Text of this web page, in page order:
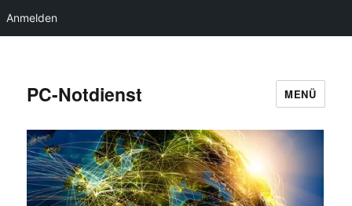
Anmelden
PC-Notdienst MENÜ